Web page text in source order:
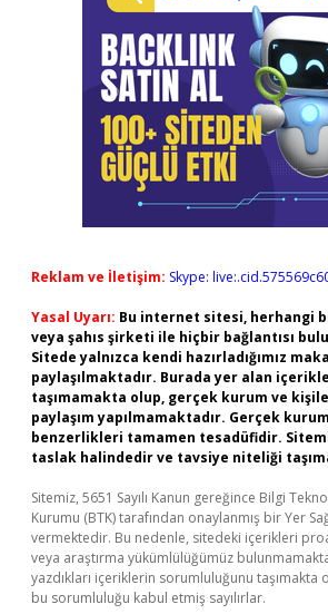
Reklam ve İletişim: Skype:
Yasal Uyarı: Bu internet sitesi, herhangi
veya şahıs şirketi ile hiçbir bağlantısı
Sitede yalnızca kendi hazırladığımız
paylaşılmaktadır. Burada yer alan
taşımamakta olup, gerçek kurum ve
paylaşım yapılmamaktadır. Gerçek
benzerlikleri tamamen tesadüfidir.
taslak halindedir ve tavsiye niteliği
Sitemiz, 5651 Sayılı Kanun gereğince Bilgi
Kurumu (BTK) tarafından onaylanmış bir Yer
vermektedir. Bu nedenle, sitedeki içerikleri
veya araştırma yükümlülüğümüz
yazdıkları içeriklerin sorumluluğunu taşımakta
bu sorumluluğu kabul etmiş sayılırlar.